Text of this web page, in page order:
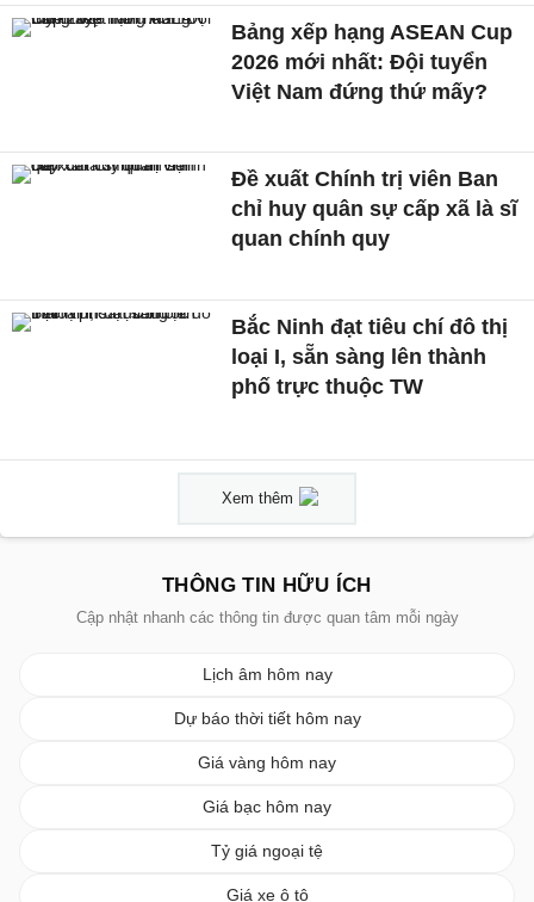
Bảng xếp hạng ASEAN Cup
2026 mới nhất: Đội tuyển
Việt Nam đứng thứ mấy?
Đề xuất Chính trị viên Ban
chỉ huy quân sự cấp xã là sĩ
quan chính quy
Bắc Ninh đạt tiêu chí đô thị
loại I, sẵn sàng lên thành
phố trực thuộc TW
Xem thêm
THÔNG TIN HỮU ÍCH
Cập nhật nhanh các thông tin được quan tâm mỗi ngày
Lịch âm hôm nay
Dự báo thời tiết hôm nay
Giá vàng hôm nay
Giá bạc hôm nay
Tỷ giá ngoại tệ
Giá xe ô tô